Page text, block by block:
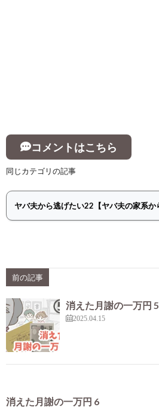
コメントはこちら
同じカテゴリの記事
前の記事
消えた月謝の一万円 5
2025.04.15
消えた月謝の一万円 6